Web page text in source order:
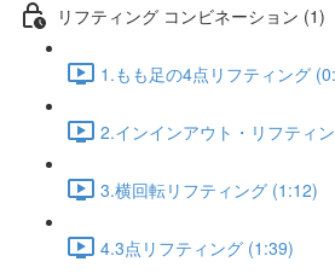
リフティング コンビネーション (1)
1.もも足の4点リフティング
2.インインアウト・リフティ
3.横回転リフティング (1:12)
4.3点リフティング (1:39)